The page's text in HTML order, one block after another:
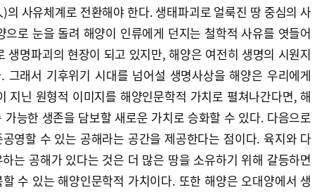
사유체계로 전환해야 한다. 생태파괴로 얼룩진 땅 중심의 사
으로 눈을 돌려 해양이 인류에게 던지는 철학적 사유를 엿들어
생명파괴의 현장이 되고 있지만, 해양은 여전히 생명의 시원지
그래서 기후위기 시대를 넘어설 생명사상을 해양은 우리에게
지닌 원형적 이미지를 해양인문학적 가치로 펼쳐나간다면, 해
능한 생존을 담보할 새로운 가치로 승화할 수 있다. 다음으로
영할 수 있는 공해라는 공간을 제공한다는 점이다. 육지와 다
는 공해가 있다는 것은 더 많은 땅을 소유하기 위해 갈등하면
수 있는 해양인문학적 가치이다. 또한 해양은 오대양에서 생